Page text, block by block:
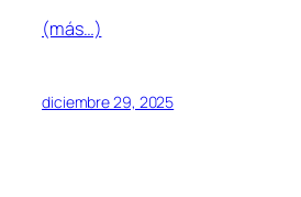
(más…)
diciembre 29, 2025